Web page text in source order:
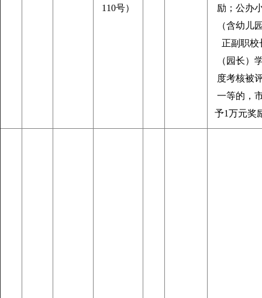
110号）
励；公办
（含幼儿
正副职校
（园长）
度考核被
一等的，
予1万元奖